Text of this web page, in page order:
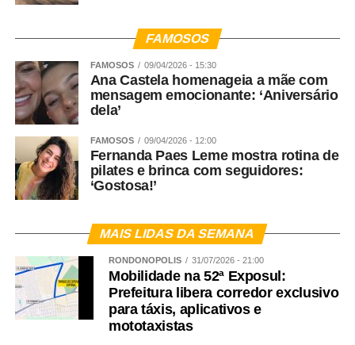
FAMOSOS
FAMOSOS 09/04/2026 - 15:30
Ana Castela homenageia a mãe com
mensagem emocionante: ‘Aniversário
dela’
FAMOSOS 09/04/2026 - 12:00
Fernanda Paes Leme mostra rotina de
pilates e brinca com seguidores:
‘Gostosa!’
MAIS LIDAS DA SEMANA
RONDONÓPOLIS 31/07/2026 - 21:00
Mobilidade na 52ª Exposul:
Prefeitura libera corredor exclusivo
para táxis, aplicativos e
mototaxistas